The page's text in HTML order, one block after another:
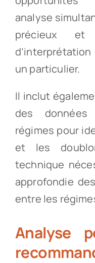
analyse
précieux
un particulier.
Il inclut
des
régimes pour
et les
technique
approfondie
entre les
Analyse